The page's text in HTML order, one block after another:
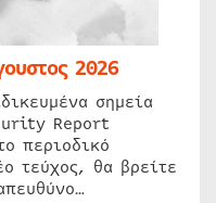
2026
σημεία
Report
περιοδικό
τεύχος, θα βρείτε